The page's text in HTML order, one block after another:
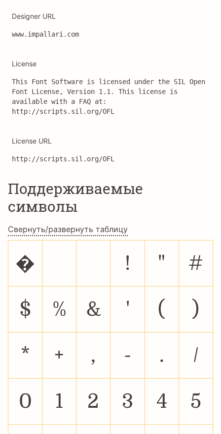
Designer URL
www.impallari.com
License
This Font Software is licensed under the SIL Open
Font License, Version 1.1. This license is
available with a FAQ at:
http://scripts.sil.org/OFL
License URL
http://scripts.sil.org/OFL
Поддерживаемые
символы
Свернуть/развернуть таблицу
� ! " #
$ % & ' ( )
* + , - . /
0 1 2 3 4 5